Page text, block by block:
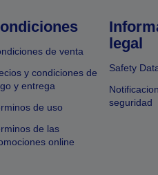
de venta
y condiciones de
y entrega
de uso
de las
online
legal
Safety
seguridad